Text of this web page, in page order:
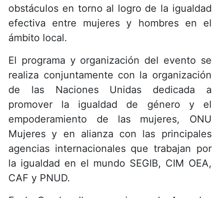
obstáculos en torno al logro de la igualdad
efectiva entre mujeres y hombres en el
ámbito local.
El programa y organización del evento se
realiza conjuntamente con la organización
de las Naciones Unidas dedicada a
promover la igualdad de género y el
empoderamiento de las mujeres, ONU
Mujeres y en alianza con las principales
agencias internacionales que trabajan por
la igualdad en el mundo SEGIB, CIM OEA,
CAF y PNUD.